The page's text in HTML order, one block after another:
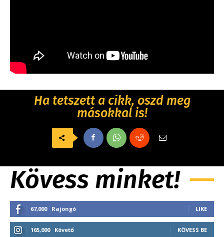
Ha tetszett a cikk, oszd meg
másokkal is!
Kövess minket!
67,000 Rajongó LIKE
165,000 Követő KÖVESS BE